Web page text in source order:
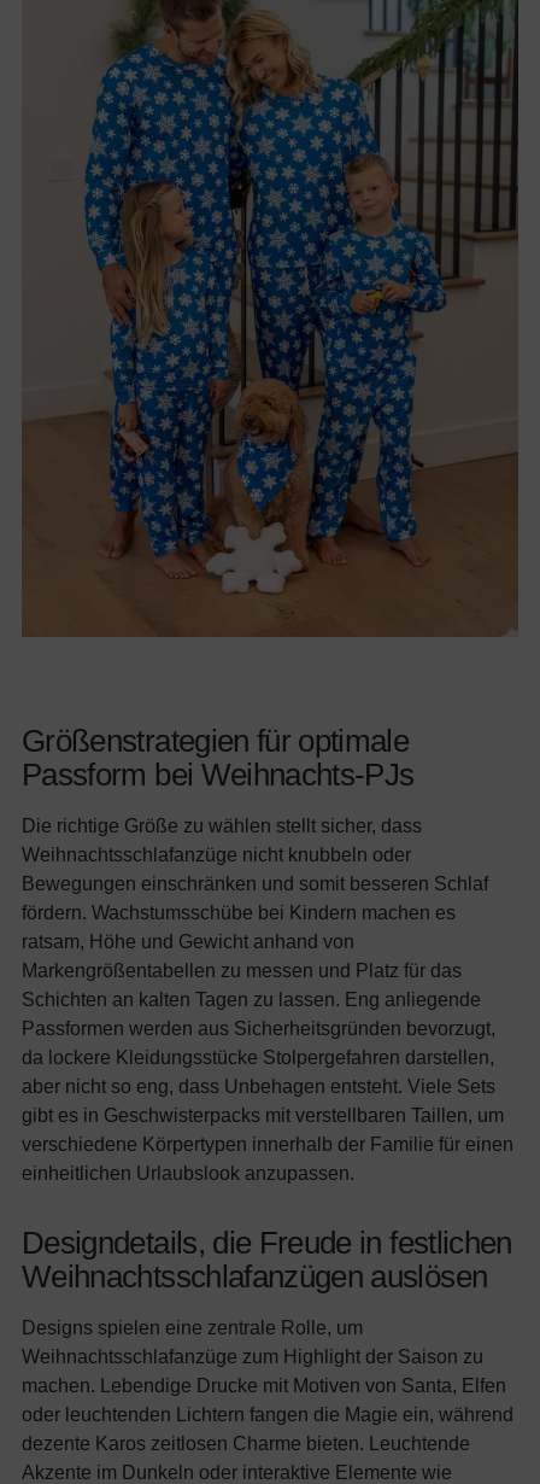
Größenstrategien für optimale
Passform bei Weihnachts-PJs
Die richtige Größe zu wählen stellt sicher, dass
Weihnachtsschlafanzüge nicht knubbeln oder
Bewegungen einschränken und somit besseren Schlaf
fördern. Wachstumsschübe bei Kindern machen es
ratsam, Höhe und Gewicht anhand von
Markengrößentabellen zu messen und Platz für das
Schichten an kalten Tagen zu lassen. Eng anliegende
Passformen werden aus Sicherheitsgründen bevorzugt,
da lockere Kleidungsstücke Stolpergefahren darstellen,
aber nicht so eng, dass Unbehagen entsteht. Viele Sets
gibt es in Geschwisterpacks mit verstellbaren Taillen, um
verschiedene Körpertypen innerhalb der Familie für einen
einheitlichen Urlaubslook anzupassen.
Designdetails, die Freude in festlichen
Weihnachtsschlafanzügen auslösen
Designs spielen eine zentrale Rolle, um
Weihnachtsschlafanzüge zum Highlight der Saison zu
machen. Lebendige Drucke mit Motiven von Santa, Elfen
oder leuchtenden Lichtern fangen die Magie ein, während
dezente Karos zeitlosen Charme bieten. Leuchtende
Akzente im Dunkeln oder interaktive Elemente wie